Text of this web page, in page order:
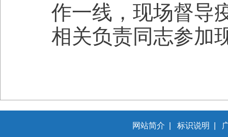
作一线，现场督导
相关负责同志参加
网站简介 标识说明